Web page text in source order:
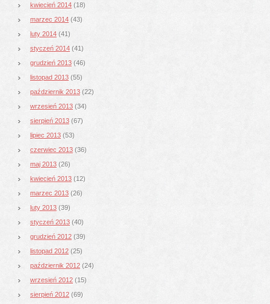
kwiecień 2014 (18)
marzec 2014 (43)
luty 2014 (41)
styczeń 2014 (41)
grudzień 2013 (46)
listopad 2013 (55)
październik 2013 (22)
wrzesień 2013 (34)
sierpień 2013 (67)
lipiec 2013 (53)
czerwiec 2013 (36)
maj 2013 (26)
kwiecień 2013 (12)
marzec 2013 (26)
luty 2013 (39)
styczeń 2013 (40)
grudzień 2012 (39)
listopad 2012 (25)
październik 2012 (24)
wrzesień 2012 (15)
sierpień 2012 (69)